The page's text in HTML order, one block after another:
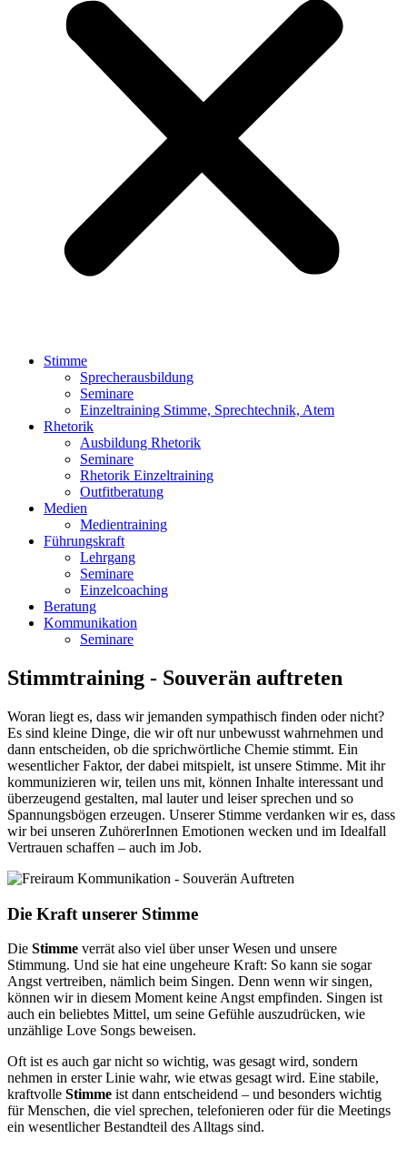
Stimme
Sprecherausbildung
Seminare
Einzeltraining Stimme, Sprechtechnik, Atem
Rhetorik
Ausbildung Rhetorik
Seminare
Rhetorik Einzeltraining
Outfitberatung
Medien
Medientraining
Führungskraft
Lehrgang
Seminare
Einzelcoaching
Beratung
Kommunikation
Seminare
Stimmtraining - Souverän auftreten
Woran liegt es, dass wir jemanden sympathisch finden oder nicht?
Es sind kleine Dinge, die wir oft nur unbewusst wahrnehmen und
dann entscheiden, ob die sprichwörtliche Chemie stimmt. Ein
wesentlicher Faktor, der dabei mitspielt, ist unsere Stimme. Mit ihr
kommunizieren wir, teilen uns mit, können Inhalte interessant und
überzeugend gestalten, mal lauter und leiser sprechen und so
Spannungsbögen erzeugen. Unserer Stimme verdanken wir es, dass
wir bei unseren ZuhörerInnen Emotionen wecken und im Idealfall
Vertrauen schaffen – auch im Job.
Die Kraft unserer Stimme
Die Stimme verrät also viel über unser Wesen und unsere
Stimmung. Und sie hat eine ungeheure Kraft: So kann sie sogar
Angst vertreiben, nämlich beim Singen. Denn wenn wir singen,
können wir in diesem Moment keine Angst empfinden. Singen ist
auch ein beliebtes Mittel, um seine Gefühle auszudrücken, wie
unzählige Love Songs beweisen.
Oft ist es auch gar nicht so wichtig, was gesagt wird, sondern
nehmen in erster Linie wahr, wie etwas gesagt wird. Eine stabile,
kraftvolle Stimme ist dann entscheidend – und besonders wichtig
für Menschen, die viel sprechen, telefonieren oder für die Meetings
ein wesentlicher Bestandteil des Alltags sind.